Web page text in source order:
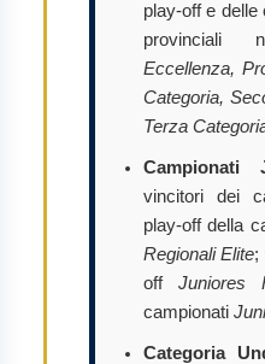
play-off e delle
provinciali
Eccellenza,
Categoria,
Terza
Campionati
vincitori dei
play-off della
Regionali Elite;
off Juniores
campionati
Categoria